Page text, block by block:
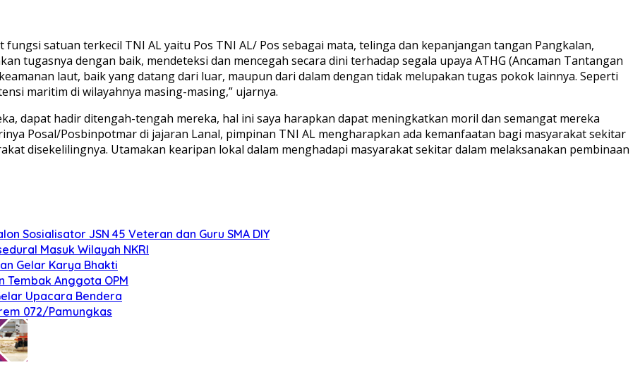
satuan terkecil TNI AL yaitu Pos TNI AL/ Pos sebagai mata, telinga dan kepanjangan tangan Pangkalan,
tugasnya dengan baik, mendeteksi dan mencegah secara dini terhadap segala upaya ATHG (Ancaman Tantangan
laut, baik yang datang dari luar, maupun dari dalam dengan tidak melupakan tugas pokok lainnya. Seperti
maritim di wilayahnya masing-masing,” ujarnya.
dapat hadir ditengah-tengah mereka, hal ini saya harapkan dapat meningkatkan moril dan semangat mereka
Posal/Posbinpotmar di jajaran Lanal, pimpinan TNI AL mengharapkan ada kemanfaatan bagi masyarakat sekitar
disekelilingnya. Utamakan kearipan lokal dalam menghadapi masyarakat sekitar dalam melaksanakan pembinaan
Sosialisator JSN 45 Veteran dan Guru SMA DIY
Masuk Wilayah NKRI
Gelar Karya Bhakti
Tembak Anggota OPM
Upacara Bendera
072/Pamungkas